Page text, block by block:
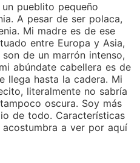
pueblito pequeño
A pesar de ser polaca,
Mi madre es de ese
entre Europa y Asia,
de un marrón intenso,
abúndate cabellera es de
llega hasta la cadera. Mi
literalmente no sabría
oscura. Soy más
de todo. Características
a ver por aquí